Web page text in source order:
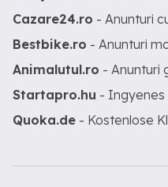
Cazare24.ro - Anunturi
Bestbike.ro - Anunturi
Animalutul.ro - Anunturi
Startapro.hu - Ingyenes
Quoka.de - Kostenlose